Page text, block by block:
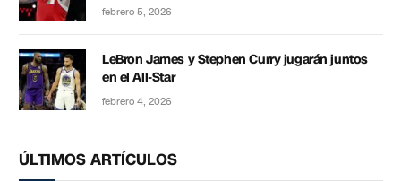
febrero 5, 2026
LeBron James y Stephen Curry jugarán juntos
en el All-Star
febrero 4, 2026
ÚLTIMOS ARTÍCULOS